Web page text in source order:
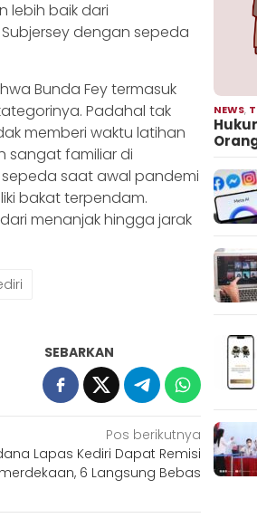
lebih baik dari
dengan sepeda
Bunda Fey termasuk
Padahal tak
memberi waktu latihan
sangat familiar di
sepeda saat awal pandemi
bakat terpendam.
menanjak hingga jarak
SEBARKAN
Pos berikutnya
Lapas Kediri Dapat Remisi
6 Langsung Bebas
NEWS,